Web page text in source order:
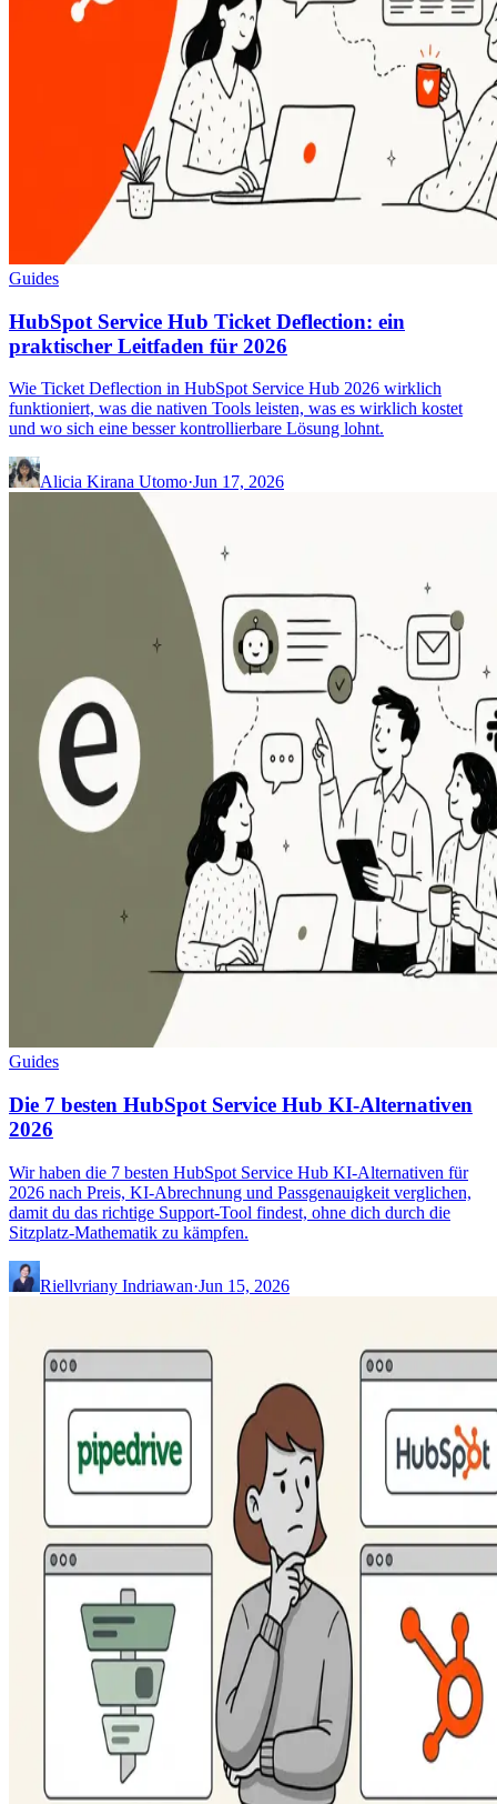
Guides
HubSpot Service Hub Ticket Deflection: ein
praktischer Leitfaden für 2026
Wie Ticket Deflection in HubSpot Service Hub 2026 wirklich
funktioniert, was die nativen Tools leisten, was es wirklich kostet
und wo sich eine besser kontrollierbare Lösung lohnt.
Alicia Kirana Utomo·Jun 17, 2026
Guides
Die 7 besten HubSpot Service Hub KI-Alternativen
2026
Wir haben die 7 besten HubSpot Service Hub KI-Alternativen für
2026 nach Preis, KI-Abrechnung und Passgenauigkeit verglichen,
damit du das richtige Support-Tool findest, ohne dich durch die
Sitzplatz-Mathematik zu kämpfen.
Riellvriany Indriawan·Jun 15, 2026